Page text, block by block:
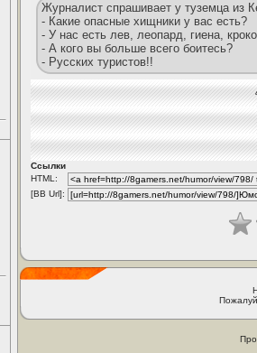
Журналист спрашивает у туземца из
- Какие опасные хищники у вас есть?
- У нас есть лев, леопард, гиена,
- А кого вы больше всего боитесь?
- Русских туристов!!
Ссылки
HTML:
[BB Url]: